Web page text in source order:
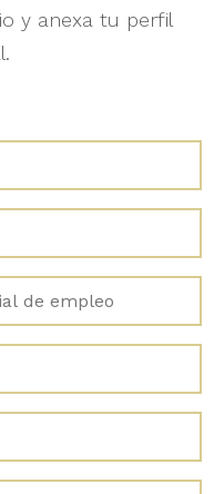
y anexa tu perfil